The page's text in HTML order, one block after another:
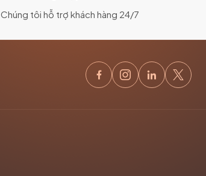
Chúng tôi hỗ trợ khách hàng 24/7